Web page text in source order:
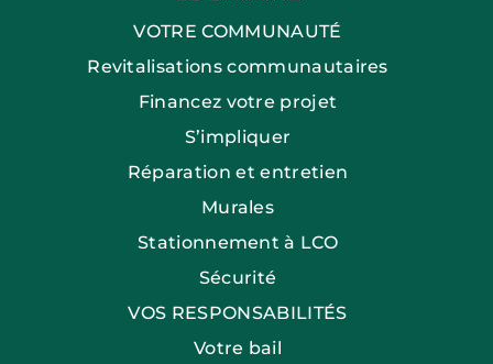
VOTRE COMMUNAUTÉ
Revitalisations communautaires
Financez votre projet
S’impliquer
Réparation et entretien
Murales
Stationnement à LCO
Sécurité
VOS RESPONSABILITÉS
Votre bail